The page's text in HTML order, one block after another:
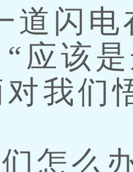
闪电
应该
我们
怎么